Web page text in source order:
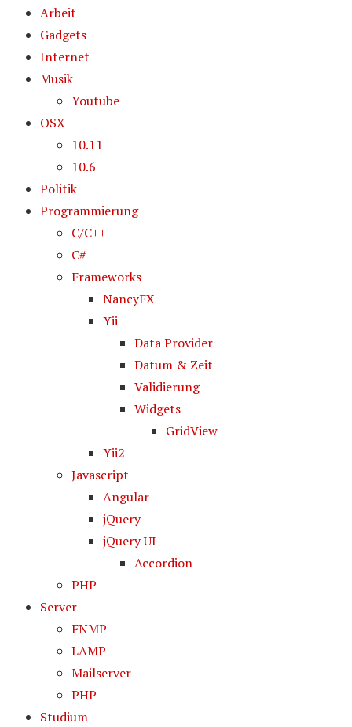
Arbeit
Gadgets
Internet
Musik
Youtube
OSX
10.11
10.6
Politik
Programmierung
C/C++
C#
Frameworks
NancyFX
Yii
Data Provider
Datum & Zeit
Validierung
Widgets
GridView
Yii2
Javascript
Angular
jQuery
jQuery UI
Accordion
PHP
Server
FNMP
LAMP
Mailserver
PHP
Studium